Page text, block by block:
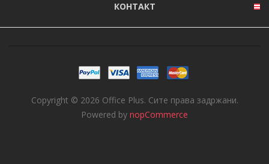
КОНТАКТ
Copyright © 2026 Office Plus. Сите права задржани.
Powered by nopCommerce